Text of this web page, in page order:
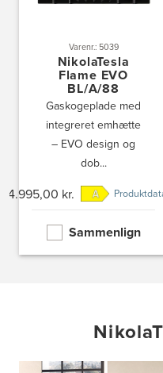
Varenr.: 5039
NikolaTesla
Flame EVO
BL/A/88
Gaskogeplade med
integreret emhætte
– EVO design og
dob...
24.995,00 kr.
Sammenlign